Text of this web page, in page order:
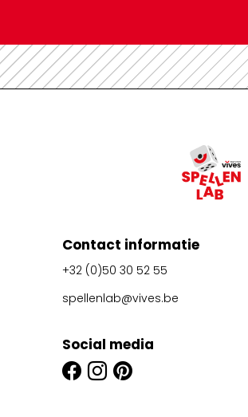
Contact informatie
+32 (0)50 30 52 55
spellenlab@vives.be
Social media